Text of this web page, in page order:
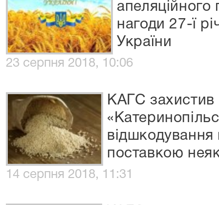
апеляційного
нагоди 27-ї
України
23 серпня 2018, 10:06
КАГС
відшкодування
поставкою
14 серпня 2018, 11:31